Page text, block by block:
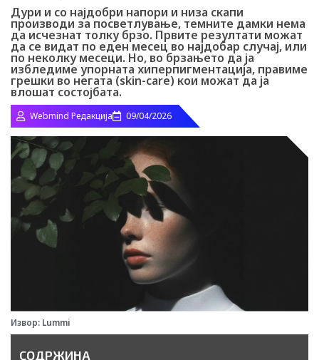
k
t
o
k
-
i
c
Дури и со најдобри напори и низа скапи
производи за посветлување, темните дамки нема
да исчезнат толку брзо. Првите резултати можат
да се видат по еден месец во најдобар случај, или
по неколку месеци. Но, во брзањето да ја
избледиме упорната хиперпигментација, правиме
грешки во негата (skin-care) кои можат да ја
влошат состојбата.
Webmind Редакција 09/04/2026
Извор: Lummi
СОДРЖИНА